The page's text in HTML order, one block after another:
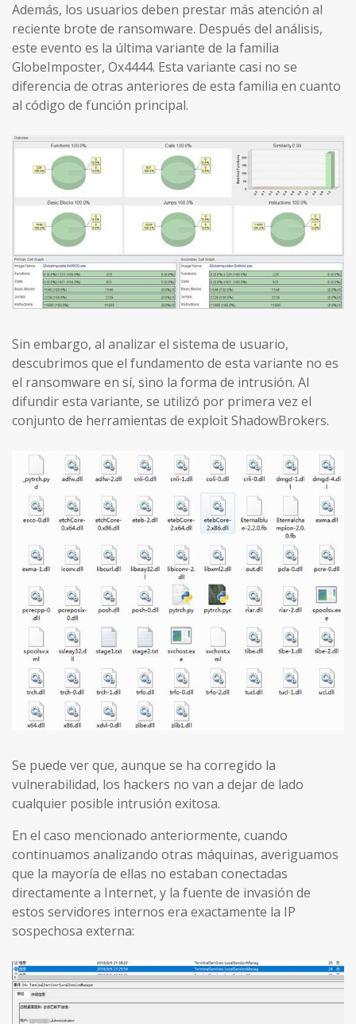
Además, los usuarios deben prestar más atención al
reciente brote de ransomware. Después del análisis,
este evento es la última variante de la familia
GlobeImposter, Ox4444. Esta variante casi no se
diferencia de otras anteriores de esta familia en cuanto
al código de función principal.
Sin embargo, al analizar el sistema de usuario,
descubrimos que el fundamento de esta variante no es
el ransomware en sí, sino la forma de intrusión. Al
difundir esta variante, se utilizó por primera vez el
conjunto de herramientas de exploit ShadowBrokers.
Se puede ver que, aunque se ha corregido la
vulnerabilidad, los hackers no van a dejar de lado
cualquier posible intrusión exitosa.
En el caso mencionado anteriormente, cuando
continuamos analizando otras máquinas, averiguamos
que la mayoría de ellas no estaban conectadas
directamente a Internet, y la fuente de invasión de
estos servidores internos era exactamente la IP
sospechosa externa: